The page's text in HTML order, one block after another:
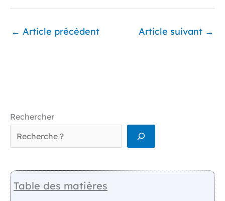
← Article précédent Article suivant →
Rechercher
Table des matières